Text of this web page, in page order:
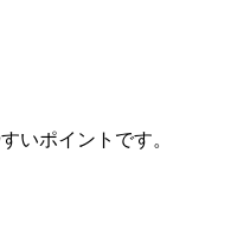
いポイントです。